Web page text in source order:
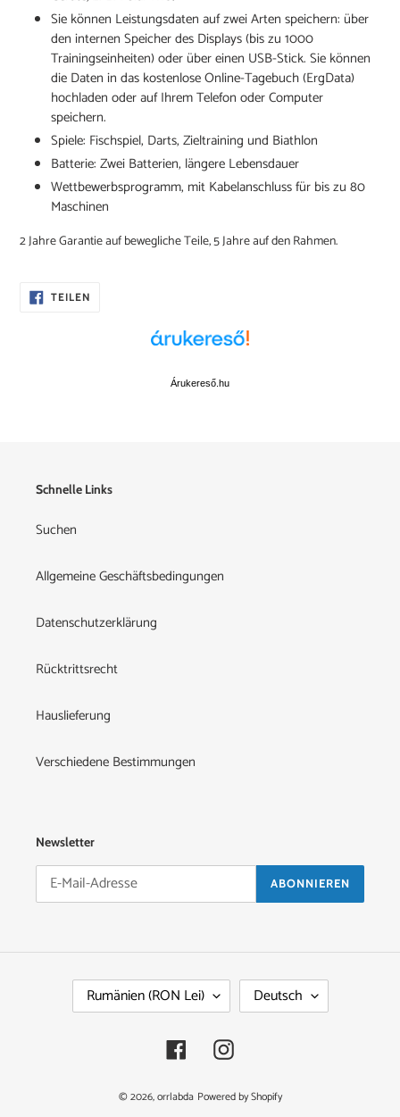
Sie können Leistungsdaten auf zwei Arten speichern: über
den internen Speicher des Displays (bis zu 1000
Trainingseinheiten) oder über einen USB-Stick. Sie können
die Daten in das kostenlose Online-Tagebuch (ErgData)
hochladen oder auf Ihrem Telefon oder Computer
speichern.
Spiele: Fischspiel, Darts, Zieltraining und Biathlon
Batterie: Zwei Batterien, längere Lebensdauer
Wettbewerbsprogramm, mit Kabelanschluss für bis zu 80
Maschinen
2 Jahre Garantie auf bewegliche Teile, 5 Jahre auf den Rahmen.
TEILENAUF
FACEBOOK
Árukereső.hu
Schnelle Links
Suchen
Allgemeine Geschäftsbedingungen
Datenschutzerklärung
Rücktrittsrecht
Hauslieferung
Verschiedene Bestimmungen
Newsletter
ABONNIEREN
Rumänien (RON Lei)
E
Deutsch
FacebookInstagram
© 2026,orrlabda Powered by Shopify